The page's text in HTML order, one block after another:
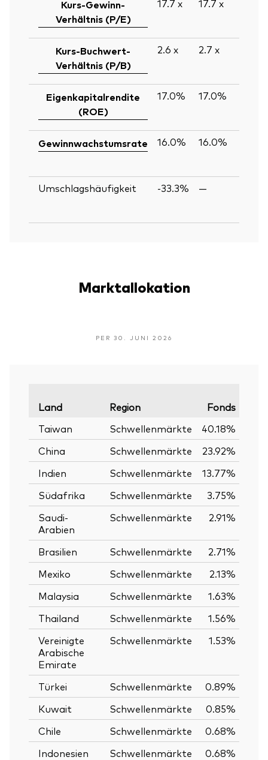
Kurs-Gewinn-
Verhältnis (P/E)
17.7 x 17.7 x
Kurs-Buchwert-
Verhältnis (P/B)
2.6 x 2.7 x
Eigenkapitalrendite
(ROE)
17.0% 17.0%
Gewinnwachstumsrate 16.0% 16.0%
Umschlagshäufigkeit -33.3% —
Marktallokation
PER 30. JUNI 2026
Land Region Fonds
Taiwan
Schwellenmärkte
40.18%
China
Schwellenmärkte
23.92%
Indien
Schwellenmärkte
13.77%
Südafrika
Schwellenmärkte
3.75%
Saudi-
Arabien
Schwellenmärkte 2.91%
Brasilien Schwellenmärkte
2.71%
Mexiko
Schwellenmärkte
2.13%
Malaysia
Schwellenmärkte
1.63%
Thailand
Schwellenmärkte
1.56%
Vereinigte
Arabische
Emirate
Schwellenmärkte 1.53%
Türkei Schwellenmärkte
0.89%
Kuwait
Schwellenmärkte
0.85%
Chile
Schwellenmärkte
0.68%
Indonesien
Schwellenmärkte
0.68%